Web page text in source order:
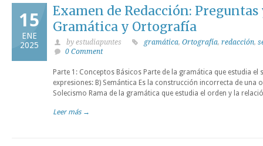
15
ENE
2025
Examen de Redacción: Preguntas
Gramática y Ortografía
by estudiapuntes gramática, Ortografía, redacción,
0 Comment
Parte 1: Conceptos Básicos Parte de la gramática que estudia
expresiones: B) Semántica Es la construcción incorrecta de una
Solecismo Rama de la gramática que estudia el orden y la
Leer más →